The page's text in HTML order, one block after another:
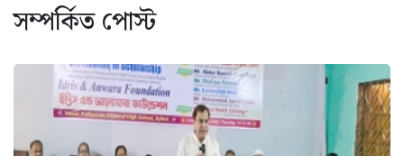
সম্পর্কিত পোস্ট